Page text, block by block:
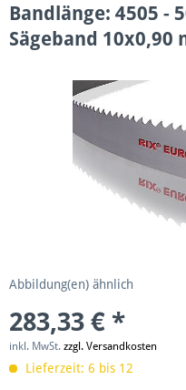
Bandlänge: 4505 -
Sägeband 10x0,90
Abbildung(en) ähnlich
283,33 € *
inkl. MwSt. zzgl. Versandkosten
Lieferzeit: 6 bis 12